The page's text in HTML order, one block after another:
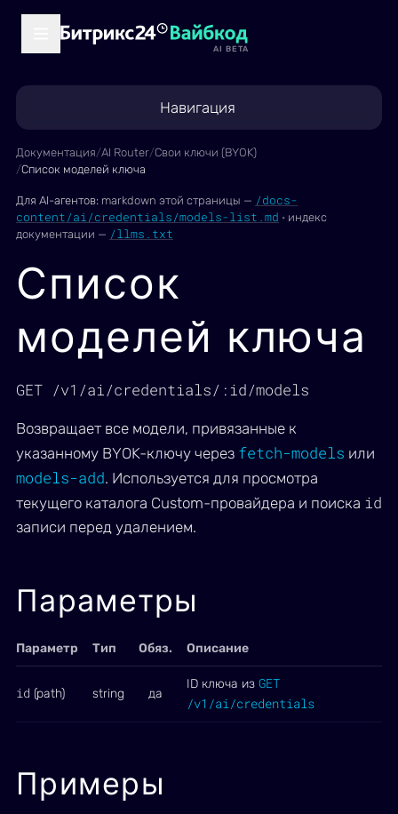
AI BETA
Навигация
Документация/AI Router/Свои ключи (BYOK)
/Список моделей ключа
Для AI-агентов: markdown этой страницы — /docs-
content/ai/credentials/models-list.md · индекс
документации — /llms.txt
Список
моделей ключа
GET /v1/ai/credentials/:id/models
Возвращает все модели, привязанные к
указанному BYOK-ключу через fetch-models или
models-add. Используется для просмотра
текущего каталога Custom-провайдера и поиска id
записи перед удалением.
Параметры
Параметр Тип Обяз. Описание
id (path) string да
ID ключа из GET
/v1/ai/credentials
Примеры